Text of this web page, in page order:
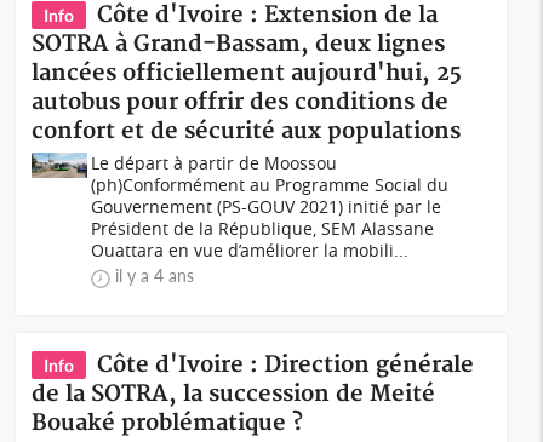
Info
Côte d'Ivoire : Extension de la
SOTRA à Grand-Bassam, deux lignes
lancées officiellement aujourd'hui, 25
autobus pour offrir des conditions de
confort et de sécurité aux populations
Le départ à partir de Moossou
(ph)Conformément au Programme Social du
Gouvernement (PS-GOUV 2021) initié par le
Président de la République, SEM Alassane
Ouattara en vue d’améliorer la mobili...
il y a 4 ans
Info
Côte d'Ivoire : Direction générale
de la SOTRA, la succession de Meité
Bouaké problématique ?